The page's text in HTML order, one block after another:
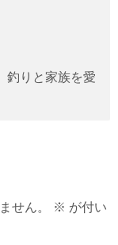
釣りと家族を愛
せん。 ※ が付い